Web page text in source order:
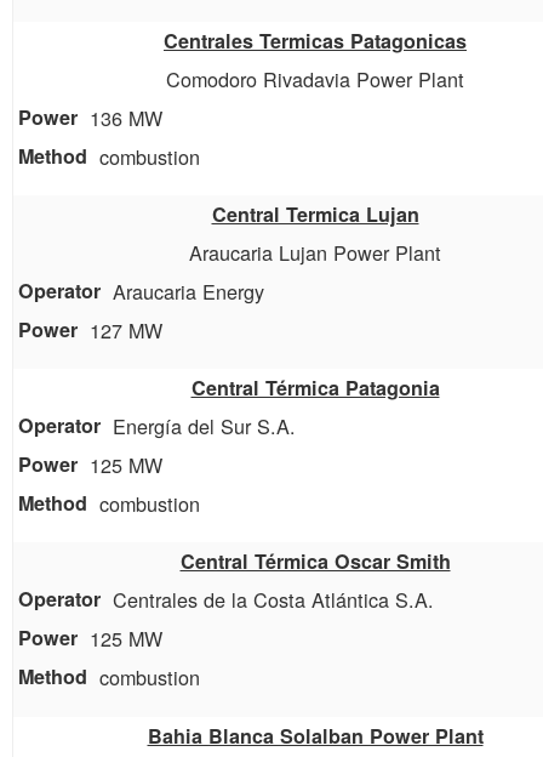
Centrales Termicas Patagonicas
Comodoro Rivadavia Power Plant
136 MW
combustion
Central Termica Lujan
Araucaria Lujan Power Plant
Araucaria Energy
127 MW
Central Térmica Patagonia
Energía del Sur S.A.
125 MW
combustion
Central Térmica Oscar Smith
Centrales de la Costa Atlántica S.A.
125 MW
combustion
Bahia Blanca Solalban Power Plant